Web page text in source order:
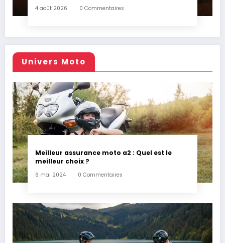
4 août 2026 0 Commentaires
Univers Moto
Meilleur assurance moto a2 : Quel est le
meilleur choix ?
6 mai 2024 0 Commentaires